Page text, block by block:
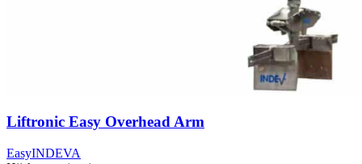
Liftronic Easy Overhead Arm
EasyINDEVA